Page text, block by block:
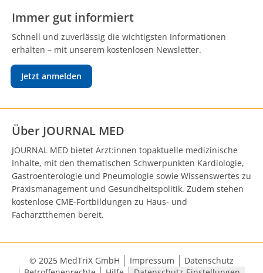
Immer gut informiert
Schnell und zuverlässig die wichtigsten Informationen
erhalten – mit unserem kostenlosen Newsletter.
Jetzt anmelden
Über JOURNAL MED
JOURNAL MED bietet Ärzt:innen topaktuelle medizinische
Inhalte, mit den thematischen Schwerpunkten Kardiologie,
Gastroenterologie und Pneumologie sowie Wissenswertes zu
Praxismanagement und Gesundheitspolitik. Zudem stehen
kostenlose CME-Fortbildungen zu Haus- und
Facharztthemen bereit.
© 2025 MedTriX GmbH Impressum
Datenschutz